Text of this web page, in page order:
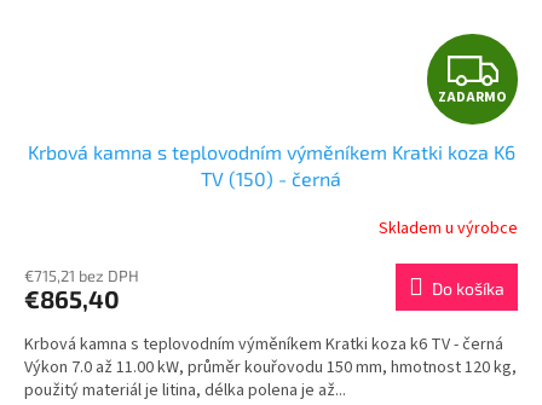
Z
A
D
A
R
M
O
ZADARMO
Krbová kamna s teplovodním výměníkem Kratki koza K6
TV (150) - černá
Skladem u výrobce
€715,21 bez DPH
€865,40 Do košíka
Krbová kamna s teplovodním výměníkem Kratki koza k6 TV - černá
Výkon 7.0 až 11.00 kW, průměr kouřovodu 150 mm, hmotnost 120 kg,
použitý materiál je litina, délka polena je až...